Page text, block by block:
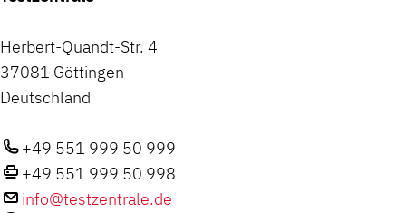
Herbert-Quandt-Str. 4
37081 Göttingen
Deutschland
+49 551 999 50 999
+49 551 999 50 998
info@testzentrale.de